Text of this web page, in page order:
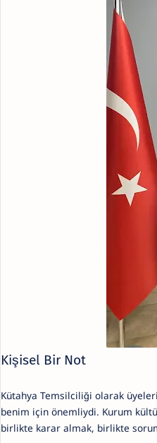
Kişisel Bir Not
Kütahya Temsilciliği olarak
benim için önemliydi. Kurum
birlikte karar almak, birlikte